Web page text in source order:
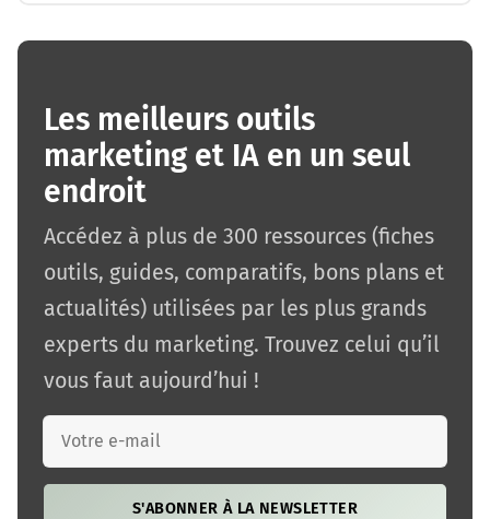
Les meilleurs outils
marketing et IA en un seul
endroit
Accédez à plus de 300 ressources (fiches
outils, guides, comparatifs, bons plans et
actualités) utilisées par les plus grands
experts du marketing. Trouvez celui qu’il
vous faut aujourd’hui !
S'ABONNER À LA NEWSLETTER